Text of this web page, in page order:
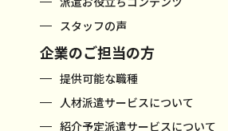
スタッフの声
企業のご担当の方
提供可能な職種
人材派遣サービスについて
紹介予定派遣サービスについて